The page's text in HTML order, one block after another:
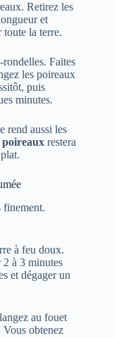
Retirez les
et
toute la terre.
Faites
les poireaux
puis
minutes.
rend aussi les
restera
finement.
à feu doux.
2 à 3 minutes
et dégager un
au fouet
obtenez